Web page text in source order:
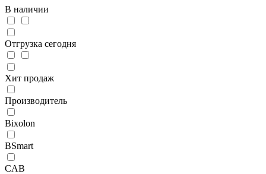
В наличии
Отгрузка сегодня
Хит продаж
Производитель
Bixolon
BSmart
CAB